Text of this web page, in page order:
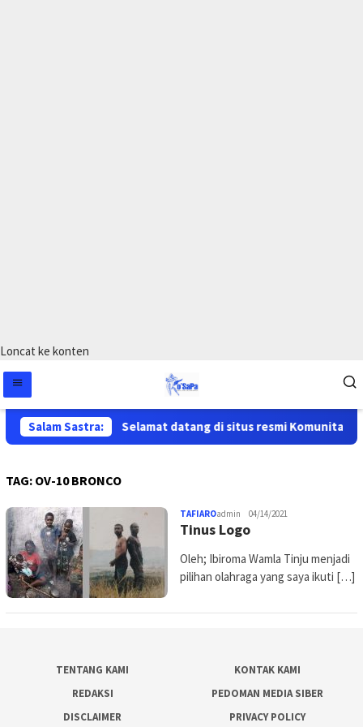
Loncat ke konten
Salam Sastra: Selamat datang di situs resmi Komunitas
TAG: OV-10 BRONCO
TAFIAROadmin 04/14/2021
Tinus Logo
Oleh; Ibiroma Wamla Tinju menjadi
pilihan olahraga yang saya ikuti […]
TENTANG KAMI
KONTAK KAMI
REDAKSI
PEDOMAN MEDIA SIBER
DISCLAIMER
PRIVACY POLICY